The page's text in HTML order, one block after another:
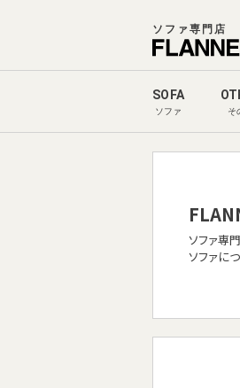
ソファ専門店
SOFA
ソファ そ
ソファ専
ソファに